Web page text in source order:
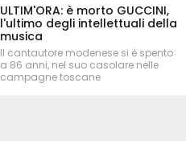
ULTIM'ORA: è morto GUCCINI,
l'ultimo degli intellettuali della
musica
Il cantautore modenese si è spento
a 86 anni, nel suo casolare nelle
campagne toscane